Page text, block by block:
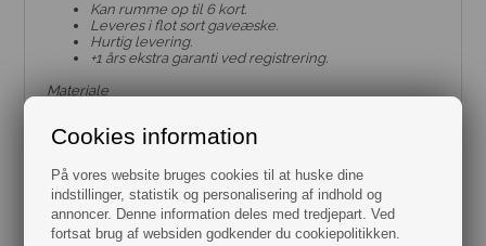
Cookies information
På vores website bruges cookies til at huske dine
indstillinger, statistik og personalisering af indhold og
annoncer. Denne information deles med tredjepart. Ved
fortsat brug af websiden godkender du cookiepolitikken.
Kan rumme op til 6 kort.
Leveres i flot sort gaveæske.
Hurtig levering.
+1 års ekstra garanti ved registrering.
Materiale
Konstruktion: rustfrit stål og POM
Kortholder: 63 x 102 x 8 mm